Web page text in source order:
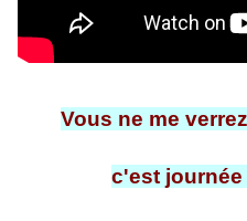
Vous ne me
c'est journée